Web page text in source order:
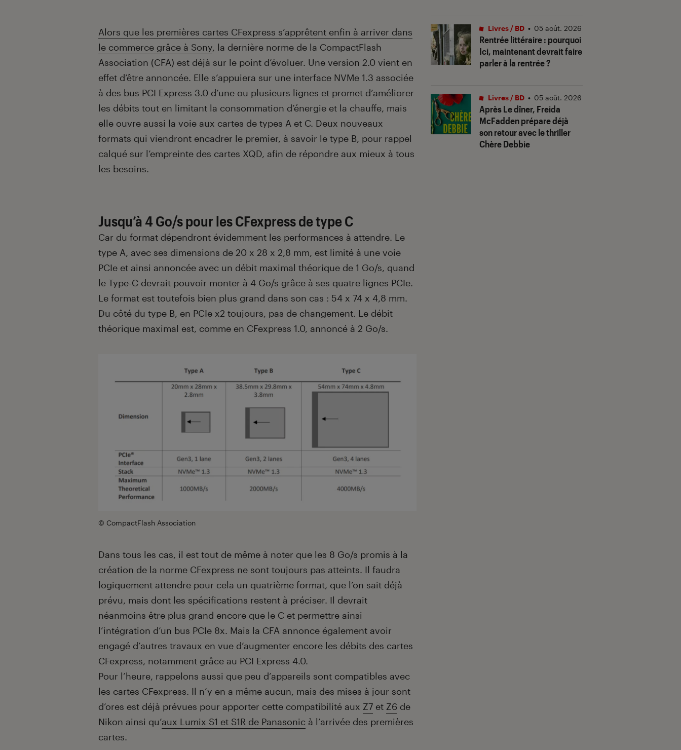
Introduction
Alors que les premières cartes CFexpress s’apprêtent enfin à arriver dans
le commerce grâce à Sony, la dernière norme de la CompactFlash
Association (CFA) est déjà sur le point d’évoluer. Une version 2.0 vient en
effet d’être annoncée. Elle s’appuiera sur une interface NVMe 1.3 associée
à des bus PCI Express 3.0 d’une ou plusieurs lignes et promet d’améliorer
les débits tout en limitant la consommation d’énergie et la chauffe, mais
elle ouvre aussi la voie aux cartes de types A et C. Deux nouveaux
formats qui viendront encadrer le premier, à savoir le type B, pour rappel
calqué sur l’empreinte des cartes XQD, afin de répondre aux mieux à tous
les besoins.
Jusqu’à 4 Go/s pour les CFexpress de type C
Car du format dépendront évidemment les performances à attendre. Le
type A, avec ses dimensions de 20 x 28 x 2,8 mm, est limité à une voie
PCIe et ainsi annoncée avec un débit maximal théorique de 1 Go/s, quand
le Type-C devrait pouvoir monter à 4 Go/s grâce à ses quatre lignes PCIe.
Le format est toutefois bien plus grand dans son cas : 54 x 74 x 4,8 mm.
Du côté du type B, en PCIe x2 toujours, pas de changement. Le débit
théorique maximal est, comme en CFexpress 1.0, annoncé à 2 Go/s.
© CompactFlash Association
Dans tous les cas, il est tout de même à noter que les 8 Go/s promis à la
création de la norme CFexpress ne sont toujours pas atteints. Il faudra
logiquement attendre pour cela un quatrième format, que l’on sait déjà
prévu, mais dont les spécifications restent à préciser. Il devrait
néanmoins être plus grand encore que le C et permettre ainsi
l’intégration d’un bus PCIe 8x. Mais la CFA annonce également avoir
engagé d’autres travaux en vue d’augmenter encore les débits des cartes
CFexpress, notamment grâce au PCI Express 4.0.
Pour l’heure, rappelons aussi que peu d’appareils sont compatibles avec
les cartes CFexpress. Il n’y en a même aucun, mais des mises à jour sont
d’ores est déjà prévues pour apporter cette compatibilité aux Z7 et Z6 de
Nikon ainsi qu’aux Lumix S1 et S1R de Panasonic à l’arrivée des premières
cartes.
Rentrée littéraire : pourquoi
Ici, maintenant devrait faire
parler à la rentrée ?
Livres / BD • 05 août. 2026
AprèsLe dîner, Freida
McFadden prépare déjà
son retour avec le thriller
Chère Debbie
Livres / BD • 05 août. 2026